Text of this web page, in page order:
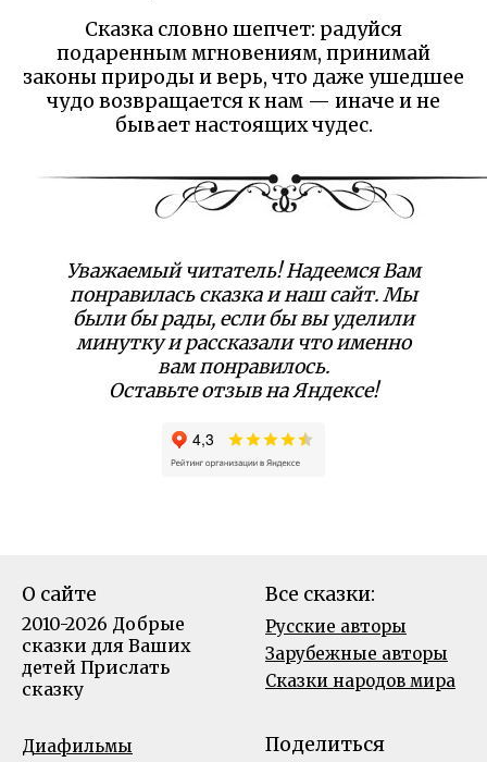
Сказка словно шепчет: радуйся
подаренным мгновениям, принимай
законы природы и верь, что даже ушедшее
чудо возвращается к нам — иначе и не
бывает настоящих чудес.
Уважаемый читатель! Надеемся Вам
понравилась сказка и наш сайт. Мы
были бы рады, если бы вы уделили
минутку и рассказали что именно
вам понравилось.
Оставьте отзыв на Яндексе!
О сайте
2010-2026 Добрые
сказки для Ваших
детей Прислать
сказку
Все сказки:
Русские авторы
Зарубежные авторы
Сказки народов мира
Диафильмы
Поделиться